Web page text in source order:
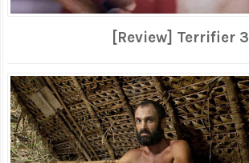
[Review] Terrifier 3